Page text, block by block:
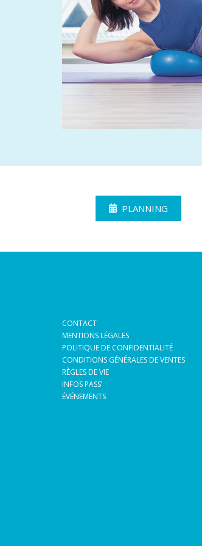
PLANNING
CONTACT
MENTIONS LÉGALES
POLITIQUE DE CONFIDENTIALITÉ
CONDITIONS GÉNÉRALES DE VENTES
RÈGLES DE VIE
INFOS PASS’
ÉVÉNEMENTS